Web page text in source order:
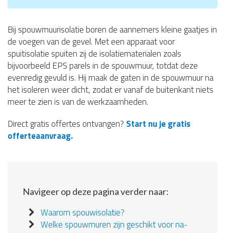
Bij spouwmuurisolatie boren de aannemers kleine gaatjes in
de voegen van de gevel. Met een apparaat voor
spuitisolatie spuiten zij de isolatiematerialen zoals
bijvoorbeeld EPS parels in de spouwmuur, totdat deze
evenredig gevuld is. Hij maak de gaten in de spouwmuur na
het isoleren weer dicht, zodat er vanaf de buitenkant niets
meer te zien is van de werkzaamheden.
Direct gratis offertes ontvangen? Start nu je gratis
offerteaanvraag.
Navigeer op deze pagina verder naar:
Waarom spouwisolatie?
Welke spouwmuren zijn geschikt voor na-